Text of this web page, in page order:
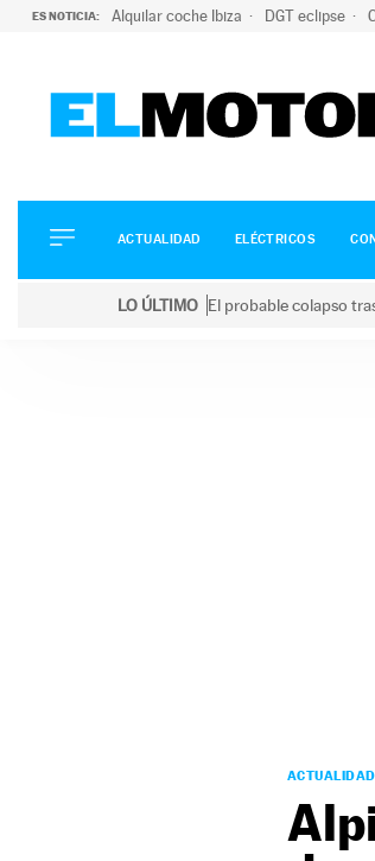
ES NOTICIA: Alquilar coche Ibiza DGT eclipse
ELÉCTRICOS
CONDUCIR
ACTUALIDAD ELÉCTRICOS
LO ÚLTIMO El probable colapso
ACTUALIDAD